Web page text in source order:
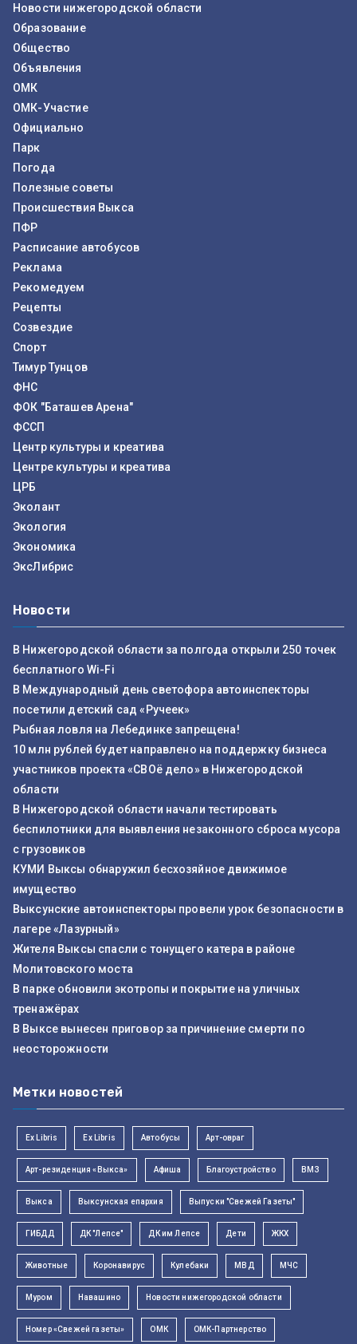
Новости нижегородской области
Образование
Общество
Объявления
ОМК
ОМК-Участие
Официально
Парк
Погода
Полезные советы
Происшествия Выкса
ПФР
Расписание автобусов
Реклама
Рекомедуем
Рецепты
Созвездие
Спорт
Тимур Тунцов
ФНС
ФОК "Баташев Арена"
ФССП
Центр культуры и креатива
Центре культуры и креатива
ЦРБ
Эколант
Экология
Экономика
ЭксЛибрис
Новости
В Нижегородской области за полгода открыли 250 точек
бесплатного Wi-Fi
В Международный день светофора автоинспекторы
посетили детский сад «Ручеек»
Рыбная ловля на Лебединке запрещена!
10 млн рублей будет направлено на поддержку бизнеса
участников проекта «СВОё дело» в Нижегородской
области
В Нижегородской области начали тестировать
беспилотники для выявления незаконного сброса мусора
с грузовиков
КУМИ Выксы обнаружил бесхозяйное движимое
имущество
Выксунские автоинспекторы провели урок безопасности в
лагере «Лазурный»
Жителя Выксы спасли с тонущего катера в районе
Молитовского моста
В парке обновили экотропы и покрытие на уличных
тренажёрах
В Выксе вынесен приговор за причинение смерти по
неосторожности
Метки новостей
Ex Libris Ex Libris Автобусы Арт-овраг
Арт-резиденция «Выкса» Афиша Благоустройство ВМЗ
Выкса Выксунская епархия Выпуски "Свежей Газеты"
ГИБДД ДК "Лепсе" ДК им Лепсе Дети ЖКХ
Животные Коронавирус Кулебаки МВД МЧС
Муром Навашино Новости нижегородской области
Номер «Свежей газеты» ОМК ОМК-Партнерство